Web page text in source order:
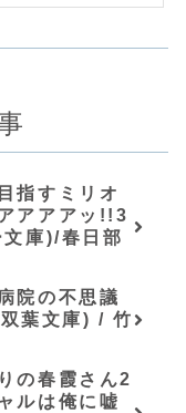
指すミリオ
アアアッ!!3
庫)/春日部
院の不思議
葉文庫) / 竹
の春霞さん2
ルは俺に嘘